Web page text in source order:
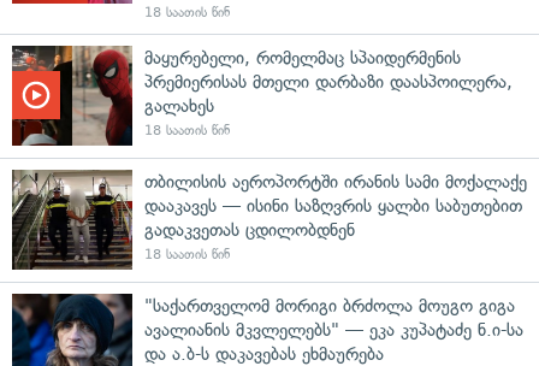
18 საათის წინ
მაყურებელი, რომელმაც სპაიდერმენის
პრემიერისას მთელი დარბაზი დაასპოილერა,
გალახეს
18 საათის წინ
თბილისის აეროპორტში ირანის სამი მოქალაქე
დააკავეს — ისინი საზღვრის ყალბი საბუთებით
გადაკვეთას ცდილობდნენ
18 საათის წინ
"საქართველომ მორიგი ბრძოლა მოუგო გიგა
ავალიანის მკვლელებს" — ეკა კუპატაძე ნ.ი-სა
და ა.ბ-ს დაკავებას ეხმაურება